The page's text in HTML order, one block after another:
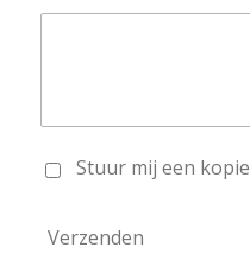
Stuur mij een kopie
Verzenden